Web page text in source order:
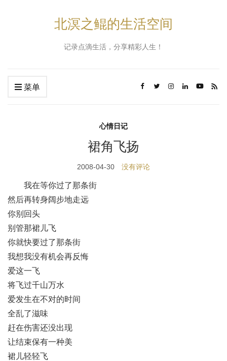
北溟之鲲的生活空间
记录点滴生活，分享精彩人生！
菜单
心情日记
裙角飞扬
2008-04-30 没有评论
我在等你过了那条街
然后再转身阔步地走远
你别回头
别管那裙儿飞
你就快要过了那条街
我想我没有机会再反悔
爱这一飞
将飞过千山万水
爱发生在不对的时间
全乱了滋味
赶在伤害还没出现
让结束保有一种美
裙儿轻轻飞